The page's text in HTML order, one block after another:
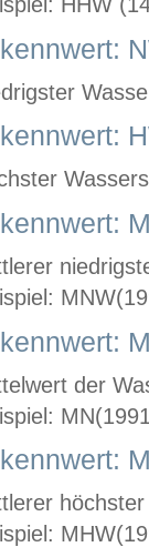
der